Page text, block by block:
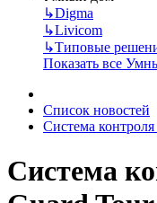
↳Digma
↳Livicom
↳Типовые
Показать все
Список новостей
Система
Система